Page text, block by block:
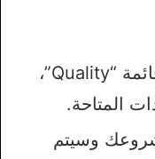
في وسط الشاشة، ستجد قائمة “Quality”،
المتاحة.
وسيتم